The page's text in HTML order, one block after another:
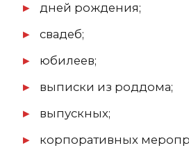
дней рождения;
свадеб;
юбилеев;
выписки из роддома;
выпускных;
корпоративных